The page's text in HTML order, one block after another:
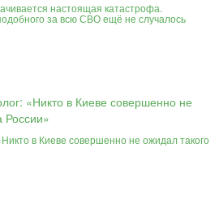
настоящая катастрофа.
за всю СВО ещё не случалось
в Киеве совершенно не ожидал такого